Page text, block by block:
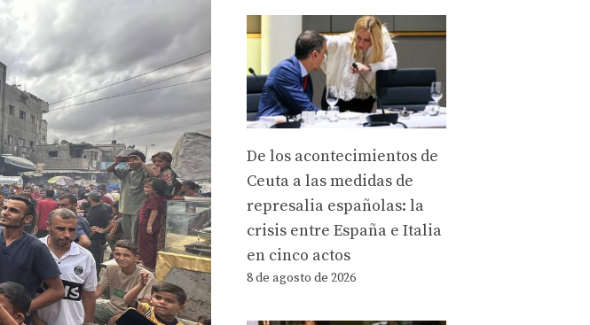
De los acontecimientos de
Ceuta a las medidas de
represalia españolas: la
crisis entre España e Italia
en cinco actos
8 de agosto de 2026